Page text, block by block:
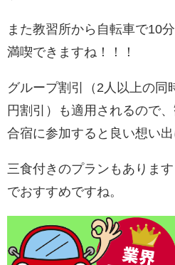
また教習所から自転車で10
満喫できますね！！！
グループ割引（2人以上の同
円割引）も適用されるので
合宿に参加すると良い想い出
三食付きのプランもありま
でおすすめですね。